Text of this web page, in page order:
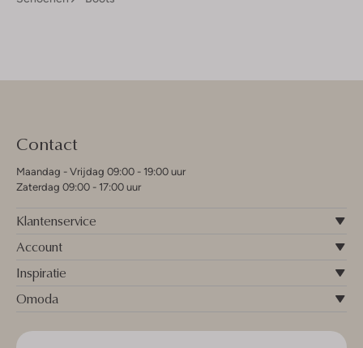
Contact
Maandag - Vrijdag 09:00 - 19:00 uur
Zaterdag 09:00 - 17:00 uur
Klantenservice
Account
Inspiratie
Omoda